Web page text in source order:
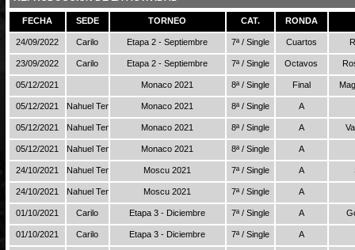
FECHA SEDE TORNEO CAT. RONDA
24/09/2022 Carilo Etapa 2 - Septiembre 7ª / Single Cuartos
23/09/2022 Carilo Etapa 2 - Septiembre 7ª / Single Octavos
05/12/2021 Monaco 2021 8ª / Single Final
05/12/2021 Nahuel Tenis Monaco 2021 8ª / Single A
05/12/2021 Nahuel Tenis Monaco 2021 8ª / Single A
05/12/2021 Nahuel Tenis Monaco 2021 8ª / Single A
24/10/2021 Nahuel Tenis Moscu 2021 7ª / Single A
24/10/2021 Nahuel Tenis Moscu 2021 7ª / Single A
01/10/2021 Carilo Etapa 3 - Diciembre 7ª / Single A
01/10/2021 Carilo Etapa 3 - Diciembre 7ª / Single A